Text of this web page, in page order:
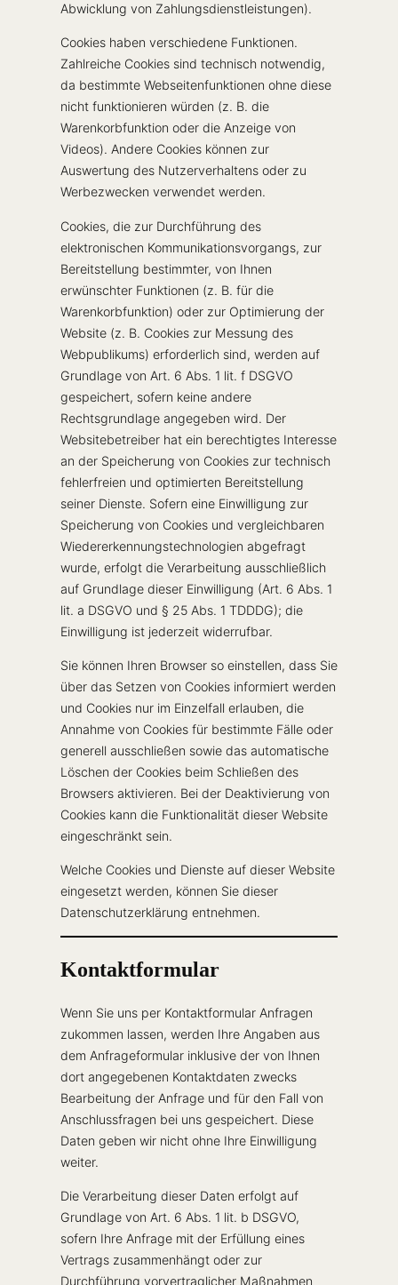
Abwicklung von Zahlungsdienstleistungen).
Cookies haben verschiedene Funktionen.
Zahlreiche Cookies sind technisch notwendig,
da bestimmte Webseitenfunktionen ohne diese
nicht funktionieren würden (z. B. die
Warenkorbfunktion oder die Anzeige von
Videos). Andere Cookies können zur
Auswertung des Nutzerverhaltens oder zu
Werbezwecken verwendet werden.
Cookies, die zur Durchführung des
elektronischen Kommunikationsvorgangs, zur
Bereitstellung bestimmter, von Ihnen
erwünschter Funktionen (z. B. für die
Warenkorbfunktion) oder zur Optimierung der
Website (z. B. Cookies zur Messung des
Webpublikums) erforderlich sind, werden auf
Grundlage von Art. 6 Abs. 1 lit. f DSGVO
gespeichert, sofern keine andere
Rechtsgrundlage angegeben wird. Der
Websitebetreiber hat ein berechtigtes Interesse
an der Speicherung von Cookies zur technisch
fehlerfreien und optimierten Bereitstellung
seiner Dienste. Sofern eine Einwilligung zur
Speicherung von Cookies und vergleichbaren
Wiedererkennungstechnologien abgefragt
wurde, erfolgt die Verarbeitung ausschließlich
auf Grundlage dieser Einwilligung (Art. 6 Abs. 1
lit. a DSGVO und § 25 Abs. 1 TDDDG); die
Einwilligung ist jederzeit widerrufbar.
Sie können Ihren Browser so einstellen, dass Sie
über das Setzen von Cookies informiert werden
und Cookies nur im Einzelfall erlauben, die
Annahme von Cookies für bestimmte Fälle oder
generell ausschließen sowie das automatische
Löschen der Cookies beim Schließen des
Browsers aktivieren. Bei der Deaktivierung von
Cookies kann die Funktionalität dieser Website
eingeschränkt sein.
Welche Cookies und Dienste auf dieser Website
eingesetzt werden, können Sie dieser
Datenschutzerklärung entnehmen.
Kontaktformular
Wenn Sie uns per Kontaktformular Anfragen
zukommen lassen, werden Ihre Angaben aus
dem Anfrageformular inklusive der von Ihnen
dort angegebenen Kontaktdaten zwecks
Bearbeitung der Anfrage und für den Fall von
Anschlussfragen bei uns gespeichert. Diese
Daten geben wir nicht ohne Ihre Einwilligung
weiter.
Die Verarbeitung dieser Daten erfolgt auf
Grundlage von Art. 6 Abs. 1 lit. b DSGVO,
sofern Ihre Anfrage mit der Erfüllung eines
Vertrags zusammenhängt oder zur
Durchführung vorvertraglicher Maßnahmen